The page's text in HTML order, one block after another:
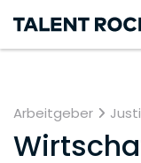
Arbeitgeber